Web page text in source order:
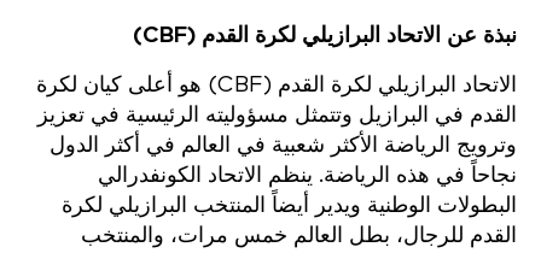
نبذة عن الاتحاد البرازيلي لكرة القدم (CBF)
الاتحاد البرازيلي لكرة القدم (CBF) هو أعلى كيان لكرة
القدم في البرازيل وتتمثل مسؤوليته الرئيسية في تعزيز
وترويج الرياضة الأكثر شعبية في العالم في أكثر الدول
نجاحاً في هذه الرياضة. ينظم الاتحاد الكونفدرالي
البطولات الوطنية ويدير أيضاً المنتخب البرازيلي لكرة
القدم للرجال، بطل العالم خمس مرات، والمنتخب